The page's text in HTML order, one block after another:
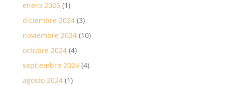
enero 2025(1)
diciembre 2024(3)
noviembre 2024(10)
octubre 2024(4)
septiembre 2024(4)
agosto 2024(1)